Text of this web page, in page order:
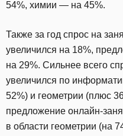
54%, химии — на 45%.
Также за год спрос на
увеличился на 18%,
на 29%. Сильнее всего
увеличился по
52%) и геометрии (плюс
предложение онлайн-
в области геометрии (на